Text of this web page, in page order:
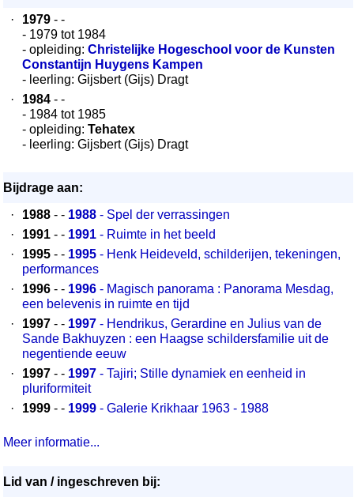
·
1979 - -
- 1979 tot 1984
- opleiding: Christelijke Hogeschool voor de Kunsten
Constantijn Huygens Kampen
- leerling: Gijsbert (Gijs) Dragt
·
1984 - -
- 1984 tot 1985
- opleiding: Tehatex
- leerling: Gijsbert (Gijs) Dragt
Bijdrage aan:
·
1988 - - 1988 - Spel der verrassingen
·
1991 - - 1991 - Ruimte in het beeld
·
1995 - - 1995 - Henk Heideveld, schilderijen, tekeningen,
performances
·
1996 - - 1996 - Magisch panorama : Panorama Mesdag,
een belevenis in ruimte en tijd
·
1997 - - 1997 - Hendrikus, Gerardine en Julius van de
Sande Bakhuyzen : een Haagse schildersfamilie uit de
negentiende eeuw
·
1997 - - 1997 - Tajiri; Stille dynamiek en eenheid in
pluriformiteit
·
1999 - - 1999 - Galerie Krikhaar 1963 - 1988
Meer informatie...
Lid van / ingeschreven bij: